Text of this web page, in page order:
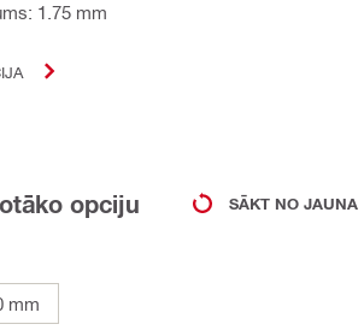
1.75 mm
opciju SĀKT NO JAUNA
mm